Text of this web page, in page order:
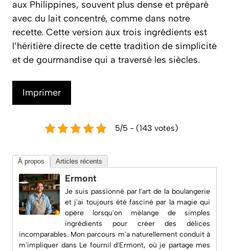
aux Philippines, souvent plus dense et préparé
avec du lait concentré, comme dans notre
recette. Cette version aux trois ingrédients est
l’héritière directe de cette tradition de simplicité
et de gourmandise qui a traversé les siècles.
Imprimer
5/5 - (143 votes)
À propos Articles récents
Ermont
Je suis passionné par l'art de la boulangerie
et j'ai toujours été fasciné par la magie qui
opère lorsqu'on mélange de simples
ingrédients pour créer des délices
incomparables. Mon parcours m'a naturellement conduit à
m'impliquer dans Le fournil d'Ermont, où je partage mes